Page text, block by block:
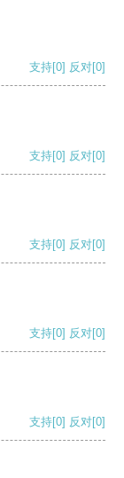
支持[0] 反对[0]
支持[0] 反对[0]
支持[0] 反对[0]
支持[0] 反对[0]
支持[0] 反对[0]